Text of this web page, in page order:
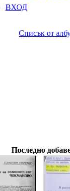
ВХОД
Списък от
Последно